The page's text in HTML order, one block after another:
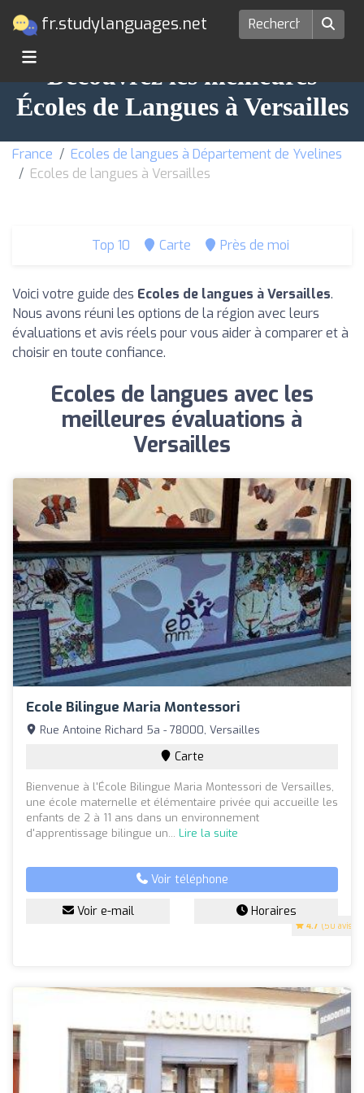
fr.studylanguages.net
Découvrez les meilleures
Écoles de Langues à Versailles
France
Ecoles de langues à Département de Yvelines
Ecoles de langues à Versailles
Top 10 Carte Près de moi
Voici votre guide des Ecoles de langues à Versailles.
Nous avons réuni les options de la région avec leurs
évaluations et avis réels pour vous aider à comparer et à
choisir en toute confiance.
Ecoles de langues avec les
meilleures évaluations à
Versailles
Ecole Bilingue Maria Montessori
4.7 (50 avis)
Rue Antoine Richard 5a - 78000, Versailles
Carte
Bienvenue à l'École Bilingue Maria Montessori de Versailles,
une école maternelle et élémentaire privée qui accueille les
enfants de 2 à 11 ans dans un environnement
d'apprentissage bilingue un... Lire la suite
Voir téléphone
Voir e-mail Horaires